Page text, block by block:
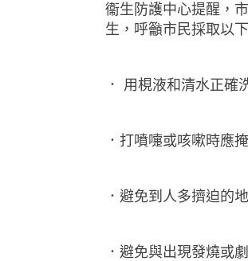
衞生防護中心提醒，
生，呼籲市民採取以
． 用梘液和清水正確
．打噴嚏或咳嗽時應
．避免到人多擠迫的
．避免與出現發燒或